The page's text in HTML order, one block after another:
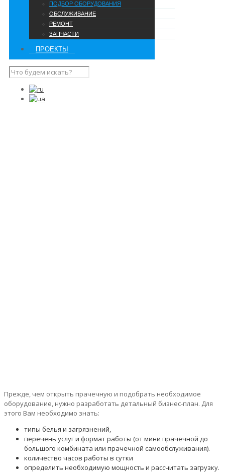
ПОДБОР ОБОРУДОВАНИЯ
ОБСЛУЖИВАНИЕ
РЕМОНТ
ЗАПЧАСТИ
ПРОЕКТЫ
Прежде, чем открыть прачечную и подобрать необходимое
оборудование, нужно разработать детальный бизнес-план. Для
этого Вам необходимо знать:
типы белья и загрязнений,
перечень услуг и формат работы (от мини прачечной до
большого комбината или прачечной самообслуживания).
количество часов работы в сутки
определить необходимую мощность и рассчитать загрузку.